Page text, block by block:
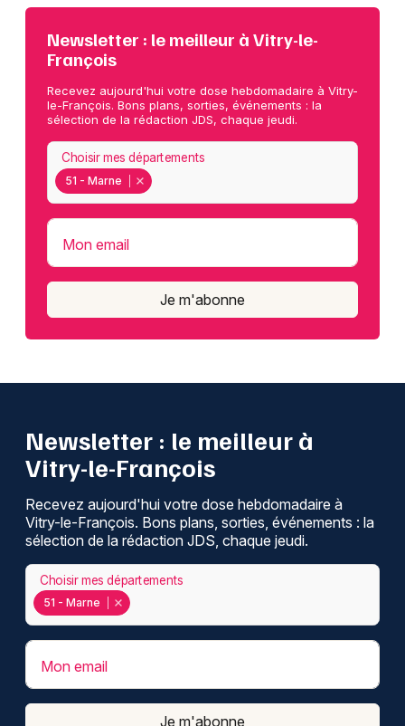
Newsletter : le meilleur à Vitry-le-
François
Recevez aujourd'hui votre dose hebdomadaire à Vitry-
le-François. Bons plans, sorties, événements : la
sélection de la rédaction JDS, chaque jeudi.
51 - Marne
Choisir mes départements
Mon email
Je m'abonne
Newsletter : le meilleur à
Vitry-le-François
Recevez aujourd'hui votre dose hebdomadaire à
Vitry-le-François. Bons plans, sorties, événements : la
sélection de la rédaction JDS, chaque jeudi.
51 - Marne
Choisir mes départements
Mon email
Je m'abonne